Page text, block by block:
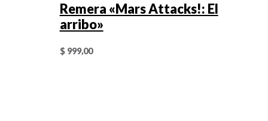
Remera «Mars Attacks!: El
arribo»
$999,00